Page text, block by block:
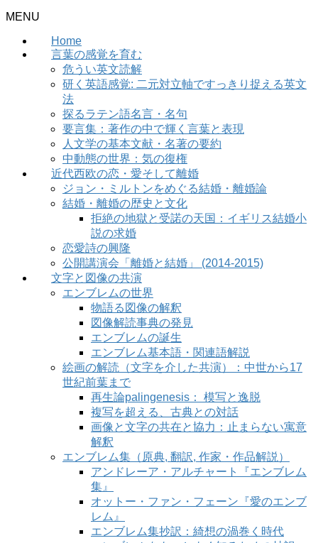
MENU
Home
言葉の感覚を育む
危うい英文読解
研く英語感覚: 二元対立軸ですっきり捉える英文
法
探るラテン語名言・名句
要言集：著作の中で輝く言葉と表現
人文学の基本文献・名著の要約
中動態の世界：気の復権
近代西欧の恋・愛そして離婚
ジョン・ミルトンをめぐる結婚・離婚論
結婚・離婚の歴史と文化
拒絶の地獄と受諾の天国：イギリス結婚小
説の求婚
恋愛詩の興隆
公開講演会「離婚と結婚」 (2014-2015)
文字と図像の共演
エンブレムの世界
物語る図像の解釈
図像解読事典の発見
エンブレムの誕生
エンブレム基本語・関連語解説
絵画の解読（文字を介した共演）：中世から17
世紀前葉まで
再生論palingenesis： 模写と逸脱
複写を超える、古典との対話
画像と文字の共在と協力：止まらない寓意
解釈
エンブレム集（原典, 翻訳, 作家・作品解説）
アンドレーア・アルチャート『エンブレム
集』
オットー・ファン・フェーン『愛のエンブ
レム』
エンブレム集抄訳：綺想の渦巻く時代